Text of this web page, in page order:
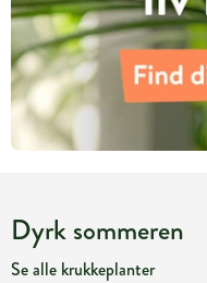
Dyrk sommeren
Se alle krukkeplanter